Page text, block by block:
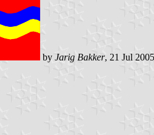
by Jarig Bakker, 21 Jul 2005